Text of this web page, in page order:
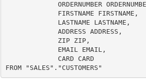
ORDERNUMBER
             FIRSTNAME FIRSTNAME,
             LASTNAME LASTNAME,
             ADDRESS ADDRESS,
             ZIP ZIP,
             EMAIL EMAIL,
             CARD CARD